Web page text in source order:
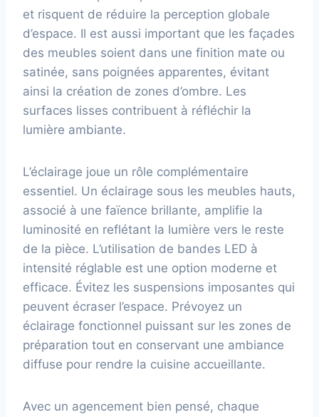
et risquent de réduire la perception globale
d’espace. Il est aussi important que les façades
des meubles soient dans une finition mate ou
satinée, sans poignées apparentes, évitant
ainsi la création de zones d’ombre. Les
surfaces lisses contribuent à réfléchir la
lumière ambiante.
L’éclairage joue un rôle complémentaire
essentiel. Un éclairage sous les meubles hauts,
associé à une faïence brillante, amplifie la
luminosité en reflétant la lumière vers le reste
de la pièce. L’utilisation de bandes LED à
intensité réglable est une option moderne et
efficace. Évitez les suspensions imposantes qui
peuvent écraser l’espace. Prévoyez un
éclairage fonctionnel puissant sur les zones de
préparation tout en conservant une ambiance
diffuse pour rendre la cuisine accueillante.
Avec un agencement bien pensé, chaque